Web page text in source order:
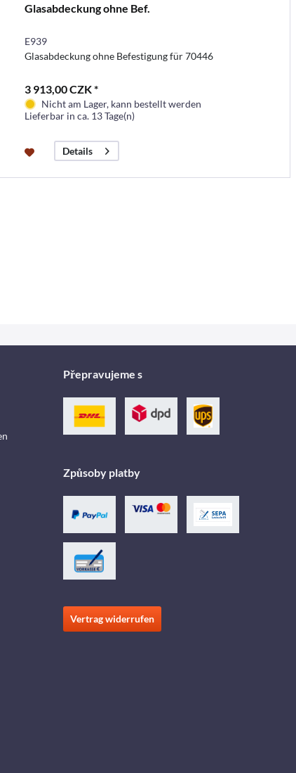
Glasabdeckung ohne Bef.
E939
Glasabdeckung ohne Befestigung für 70446
3 913,00 CZK *
Nicht am Lager, kann bestellt werden
Lieferbar in ca. 13 Tage(n)
Details
Přepravujeme s
Způsoby platby
Vertrag widerrufen